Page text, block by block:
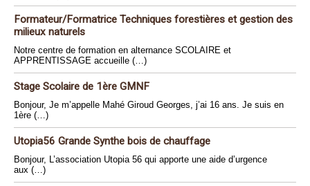
Formateur/Formatrice Techniques forestières et gestion des
milieux naturels
Notre centre de formation en alternance SCOLAIRE et
APPRENTISSAGE accueille (…)
Stage Scolaire de 1ère GMNF
Bonjour, Je m’appelle Mahé Giroud Georges, j’ai 16 ans. Je suis en
1ère (…)
Utopia56 Grande Synthe bois de chauffage
Bonjour, L’association Utopia 56 qui apporte une aide d’urgence
aux (…)